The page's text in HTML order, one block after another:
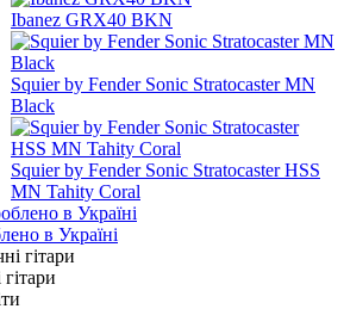
Ibanez GRX40 BKN
Squier by Fender Sonic Stratocaster MN
Black
Squier by Fender Sonic Stratocaster HSS
MN Tahity Coral
в Україні